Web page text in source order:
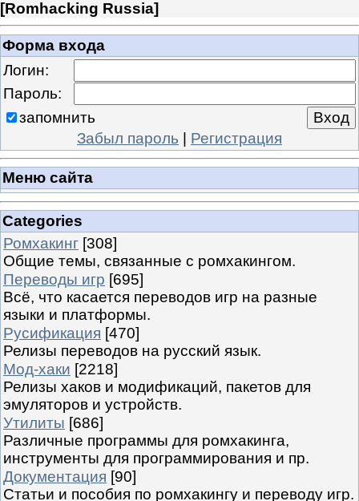
[Romhacking Russia]
Форма входа
Логин:
Пароль:
запомнить
Забыл пароль | Регистрация
Меню сайта
Categories
Ромхакинг [308]
Общие темы, связанные с ромхакингом.
Переводы игр [695]
Всё, что касается переводов игр на разные
языки и платформы.
Русификация [470]
Релизы переводов на русский язык.
Мод-хаки [2218]
Релизы хаков и модификаций, пакетов для
эмуляторов и устройств.
Утилиты [686]
Различные программы для ромхакинга,
инструменты для программирования и пр.
Документация [90]
Статьи и пособия по ромхакингу и переводу игр.